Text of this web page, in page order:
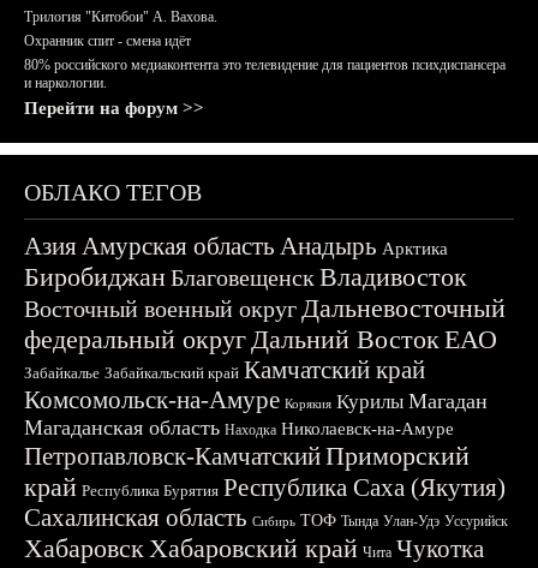
Трилогия "Китобои" А. Вахова.
Охранник спит - смена идёт
80% российского медиаконтента это телевидение для пациентов психдиспансера
и наркологии.
Перейти на форум >>
ОБЛАКО ТЕГОВ
АзияАмурская область Анадырь Арктика
БиробиджанБлаговещенскВладивосток
Восточный военный округДальневосточный
федеральный округДальний ВостокЕАО
Забайкалье Забайкальский край Камчатский край
Комсомольск-на-Амуре Корякия Курилы Магадан
Магаданская область Находка Николаевск-на-Амуре
Петропавловск-КамчатскийПриморский
край Республика Бурятия Республика Саха (Якутия)
Сахалинская область Сибирь ТОФ Тында Улан-Удэ Уссурийск
ХабаровскХабаровский край Чита Чукотка